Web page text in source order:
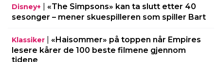
Disney+
«The Simpsons» kan ta slutt etter 40
sesonger – mener skuespilleren som spiller Bart
Klassiker
«Haisommer» på toppen når Empires
lesere kårer de 100 beste filmene gjennom
tidene